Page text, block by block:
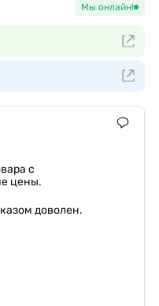
Мы онлайн!
с
цены.
доволен.